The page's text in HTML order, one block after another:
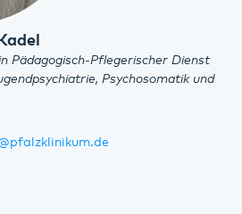
Pädagogisch-Pflegerischer Dienst
Psychosomatik und